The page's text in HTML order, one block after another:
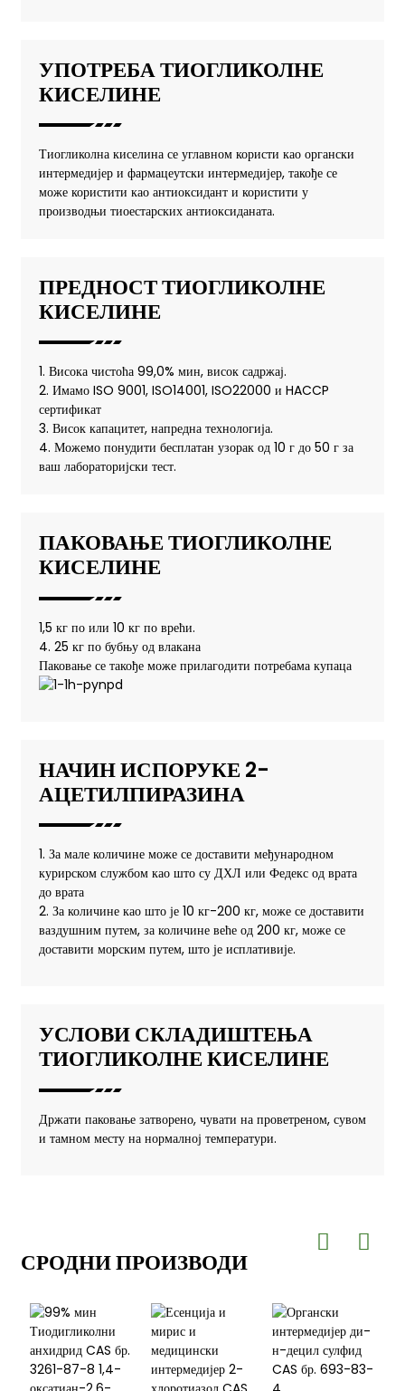
УПОТРЕБА ТИОГЛИКОЛНЕ
КИСЕЛИНЕ
Тиогликолна киселина се углавном користи као органски
интермедијер и фармацеутски интермедијер, такође се
може користити као антиоксидант и користити у
производњи тиоестарских антиоксиданата.
ПРЕДНОСТ ТИОГЛИКОЛНЕ
КИСЕЛИНЕ
1. Висока чистоћа 99,0% мин, висок садржај.
2. Имамо ISO 9001, ISO14001, ISO22000 и HACCP
сертификат
3. Висок капацитет, напредна технологија.
4. Можемо понудити бесплатан узорак од 10 г до 50 г за
ваш лабораторијски тест.
ПАКОВАЊЕ ТИОГЛИКОЛНЕ
КИСЕЛИНЕ
1,5 кг по или 10 кг по врећи.
4. 25 кг по бубњу од влакана
Паковање се такође може прилагодити потребама купаца
НАЧИН ИСПОРУКЕ 2-
АЦЕТИЛПИРАЗИНА
1. За мале количине може се доставити међународном
курирском службом као што су ДХЛ или Федекс од врата
до врата
2. За количине као што је 10 кг-200 кг, може се доставити
ваздушним путем, за количине веће од 200 кг, може се
доставити морским путем, што је исплативије.
УСЛОВИ СКЛАДИШТЕЊА
ТИОГЛИКОЛНЕ КИСЕЛИНЕ
Држати паковање затворено, чувати на проветреном, сувом
и тамном месту на нормалној температури.
СРОДНИ ПРОИЗВОДИ